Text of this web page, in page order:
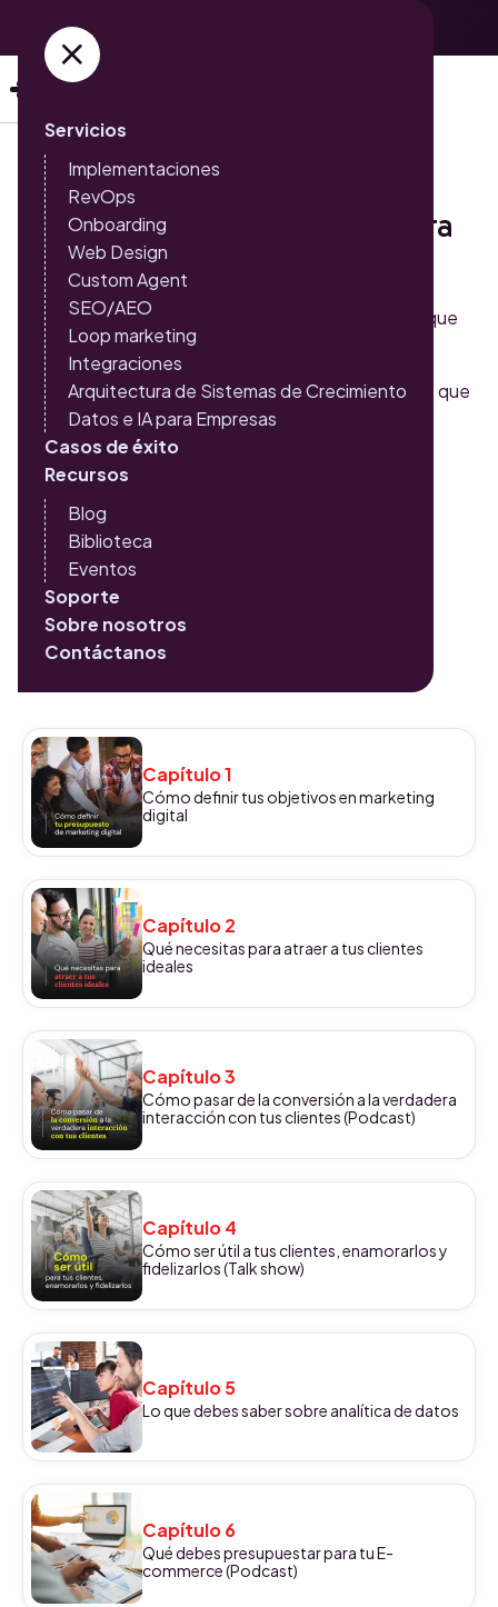
Servicios
Implementaciones
RevOps
Onboarding
Web Design
Custom Agent
SEO/AEO
Loop marketing
Integraciones
Arquitectura de Sistemas de Crecimiento
Datos e IA para Empresas
Casos de éxito
Recursos
Blog
Biblioteca
Eventos
Soporte
Sobre nosotros
Contáctanos
Capítulo 1
Cómo definir tus objetivos en marketing
digital
Capítulo 2
Qué necesitas para atraer a tus clientes
ideales
Capítulo 3
Cómo pasar de la conversión a la verdadera
interacción con tus clientes (Podcast)
Capítulo 4
Cómo ser útil a tus clientes, enamorarlos y
fidelizarlos (Talk show)
Capítulo 5
Lo que debes saber sobre analítica de datos
Capítulo 6
Qué debes presupuestar para tu E-
commerce (Podcast)
Capítulo 6
Qué debes presupuestar para
tu E-commerce (Podcast)
Haciendo clic AQUÍ, podrás acceder al contenido que
mencionamos en este capítulo.
Esta lección continúa, disfruta los demás capítulos que
hemos preparado para ti.